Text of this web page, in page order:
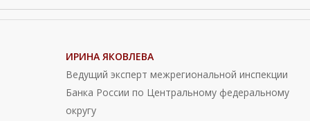
ИРИНА ЯКОВЛЕВА
Ведущий эксперт межрегиональной инспекции
Банка России по Центральному федеральному
округу